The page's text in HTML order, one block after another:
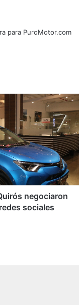
para PuroMotor.com
negociaron
sociales